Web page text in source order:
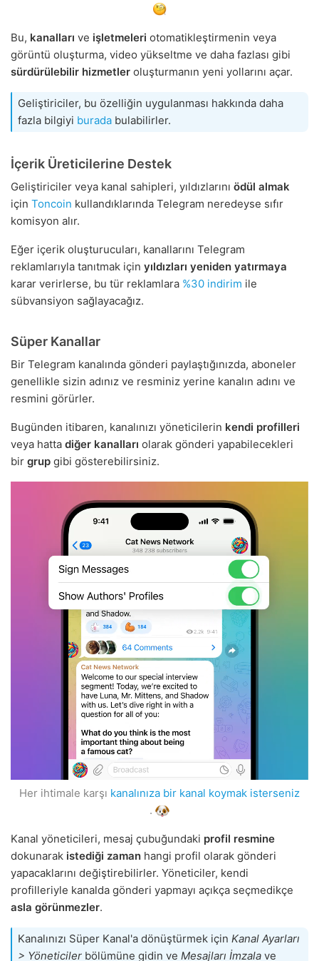
Bu, kanalları ve işletmeleri otomatikleştirmenin veya
görüntü oluşturma, video yükseltme ve daha fazlası gibi
sürdürülebilir hizmetler oluşturmanın yeni yollarını açar.
Geliştiriciler, bu özelliğin uygulanması hakkında daha
fazla bilgiyi burada bulabilirler.
İçerik Üreticilerine Destek
Geliştiriciler veya kanal sahipleri, yıldızlarını ödül almak
için Toncoin kullandıklarında Telegram neredeyse sıfır
komisyon alır.
Eğer içerik oluşturucuları, kanallarını Telegram
reklamlarıyla tanıtmak için yıldızları yeniden yatırmaya
karar verirlerse, bu tür reklamlara %30 indirim ile
sübvansiyon sağlayacağız.
Süper Kanallar
Bir Telegram kanalında gönderi paylaştığınızda, aboneler
genellikle sizin adınız ve resminiz yerine kanalın adını ve
resmini görürler.
Bugünden itibaren, kanalınızı yöneticilerin kendi profilleri
veya hatta diğer kanalları olarak gönderi yapabilecekleri
bir grup gibi gösterebilirsiniz.
Her ihtimale karşı kanalınıza bir kanal koymak isterseniz
.
Kanal yöneticileri, mesaj çubuğundaki profil resmine
dokunarak istediği zaman hangi profil olarak gönderi
yapacaklarını değiştirebilirler. Yöneticiler, kendi
profilleriyle kanalda gönderi yapmayı açıkça seçmedikçe
asla görünmezler.
Kanalınızı Süper Kanal'a dönüştürmek için Kanal Ayarları
> Yöneticiler bölümüne gidin ve Mesajları İmzala ve